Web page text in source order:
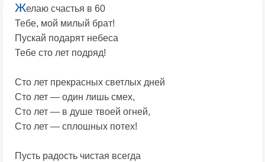
Желаю счастья в 60
Тебе, мой милый брат!
Пускай подарят небеса
Тебе сто лет подряд!
Сто лет прекрасных светлых дней
Сто лет — один лишь смех,
Сто лет — в душе твоей огней,
Сто лет — сплошных потех!
Пусть радость чистая всегда